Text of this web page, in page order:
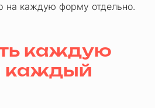
на каждую форму отдельно.
каждую
каждый